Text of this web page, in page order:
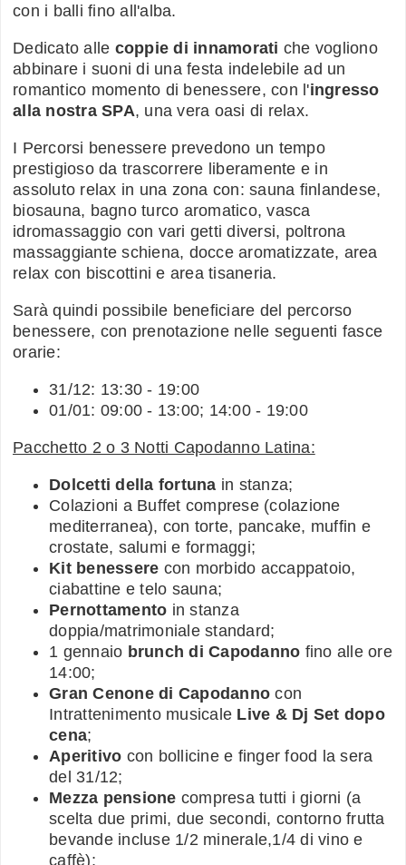
con i balli fino all'alba.
Dedicato alle coppie di innamorati che vogliono
abbinare i suoni di una festa indelebile ad un
romantico momento di benessere, con l'ingresso
alla nostra SPA, una vera oasi di relax.
I Percorsi benessere prevedono un tempo
prestigioso da trascorrere liberamente e in
assoluto relax in una zona con: sauna finlandese,
biosauna, bagno turco aromatico, vasca
idromassaggio con vari getti diversi, poltrona
massaggiante schiena, docce aromatizzate, area
relax con biscottini e area tisaneria.
Sarà quindi possibile beneficiare del percorso
benessere, con prenotazione nelle seguenti fasce
orarie:
31/12: 13:30 - 19:00
01/01: 09:00 - 13:00; 14:00 - 19:00
Pacchetto 2 o 3 Notti Capodanno Latina:
Dolcetti della fortuna in stanza;
Colazioni a Buffet comprese (colazione
mediterranea), con torte, pancake, muffin e
crostate, salumi e formaggi;
Kit benessere con morbido accappatoio,
ciabattine e telo sauna;
Pernottamento in stanza
doppia/matrimoniale standard;
1 gennaio brunch di Capodanno fino alle ore
14:00;
Gran Cenone di Capodanno con
Intrattenimento musicale Live & Dj Set dopo
cena;
Aperitivo con bollicine e finger food la sera
del 31/12;
Mezza pensione compresa tutti i giorni (a
scelta due primi, due secondi, contorno frutta
bevande incluse 1/2 minerale,1/4 di vino e
caffè);